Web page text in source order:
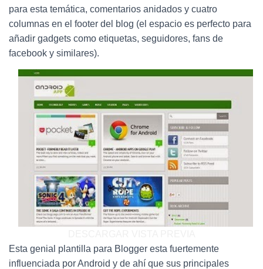
para esta temática, comentarios anidados y cuatro
columnas en el footer del blog (el espacio es perfecto para
añadir gadgets como etiquetas, seguidores, fans de
facebook y similares).
Esta genial plantilla para Blogger esta fuertemente
influenciada por Android y de ahí que sus principales